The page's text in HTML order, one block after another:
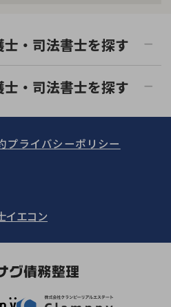
土日祝の相談可能
士・司法書士を探す
青森県
宮城県
神奈川県
群馬県
山梨県
京都府
奈良県
和歌山県
石川県
富山県
岡山県
士・司法書士を探す
個人再生
カードローン・クレジッ
ト会社
奨学金
プライバシーポリシー
イエコン